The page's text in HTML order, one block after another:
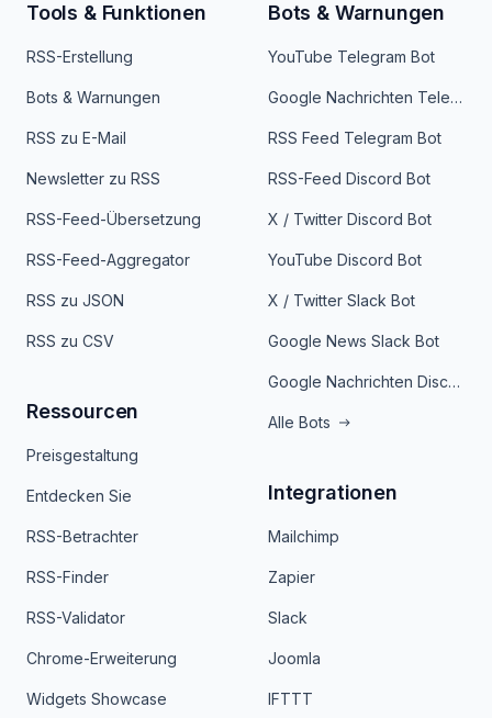
Tools & Funktionen
RSS-Erstellung
Bots & Warnungen
RSS zu E-Mail
Newsletter zu RSS
RSS-Feed-Übersetzung
RSS-Feed-Aggregator
RSS zu JSON
RSS zu CSV
Ressourcen
Preisgestaltung
Entdecken Sie
RSS-Betrachter
RSS-Finder
RSS-Validator
Chrome-Erweiterung
Widgets Showcase
Bots & Warnungen
YouTube Telegram Bot
Google Nachrichten Telegram Bot
RSS Feed Telegram Bot
RSS-Feed Discord Bot
X / Twitter Discord Bot
YouTube Discord Bot
X / Twitter Slack Bot
Google News Slack Bot
Google Nachrichten Discord Bot
Alle Bots
Integrationen
Mailchimp
Zapier
Slack
Joomla
IFTTT